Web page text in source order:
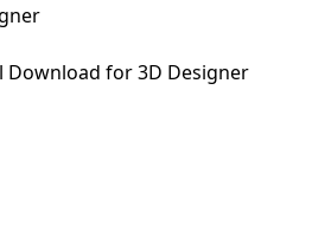
Download for 3D Designer